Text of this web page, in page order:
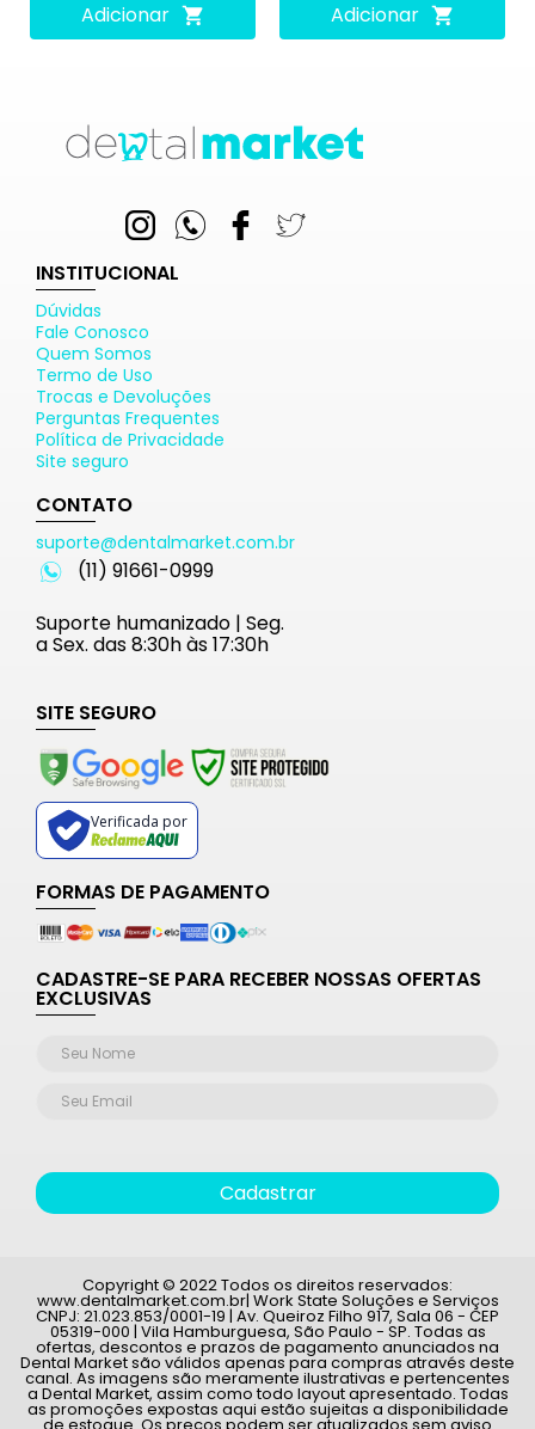
Adicionar
Adicionar
INSTITUCIONAL
Dúvidas
Fale Conosco
Quem Somos
Termo de Uso
Trocas e Devoluções
Perguntas Frequentes
Política de Privacidade
Site seguro
CONTATO
suporte@dentalmarket.com.br
(11) 91661-0999
Suporte humanizado | Seg.
a Sex. das 8:30h às 17:30h
SITE SEGURO
Verificada por
FORMAS DE PAGAMENTO
CADASTRE-SE PARA RECEBER NOSSAS OFERTAS
EXCLUSIVAS
Cadastrar
Copyright © 2022 Todos os direitos reservados:
www.dentalmarket.com.br| Work State Soluções e Serviços
CNPJ: 21.023.853/0001-19 | Av. Queiroz Filho 917, Sala 06 - CEP
05319-000 | Vila Hamburguesa, São Paulo - SP. Todas as
ofertas, descontos e prazos de pagamento anunciados na
Dental Market são válidos apenas para compras através deste
canal. As imagens são meramente ilustrativas e pertencentes
a Dental Market, assim como todo layout apresentado. Todas
as promoções expostas aqui estão sujeitas a disponibilidade